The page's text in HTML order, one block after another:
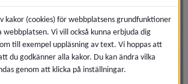
kakor (cookies) för webbplatsens grundfunktioner
Vi vill också kunna erbjuda dig
till exempel uppläsning av text. Vi hoppas att
du godkänner alla kakor. Du kan ändra vilka
genom att klicka på inställningar.